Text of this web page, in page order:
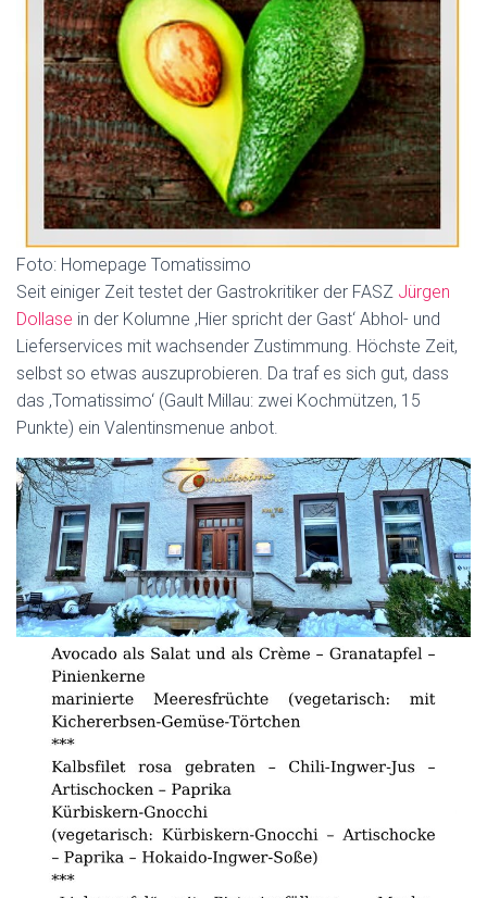
Foto: Homepage Tomatissimo
Seit einiger Zeit testet der Gastrokritiker der FASZ Jürgen
Dollase in der Kolumne ‚Hier spricht der Gast‘ Abhol- und
Lieferservices mit wachsender Zustimmung. Höchste Zeit,
selbst so etwas auszuprobieren. Da traf es sich gut, dass
das ‚Tomatissimo‘ (Gault Millau: zwei Kochmützen, 15
Punkte) ein Valentinsmenue anbot.